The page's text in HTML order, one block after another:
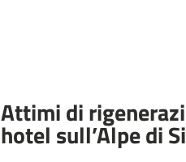
Attimi di
hotel sull’Alpe di